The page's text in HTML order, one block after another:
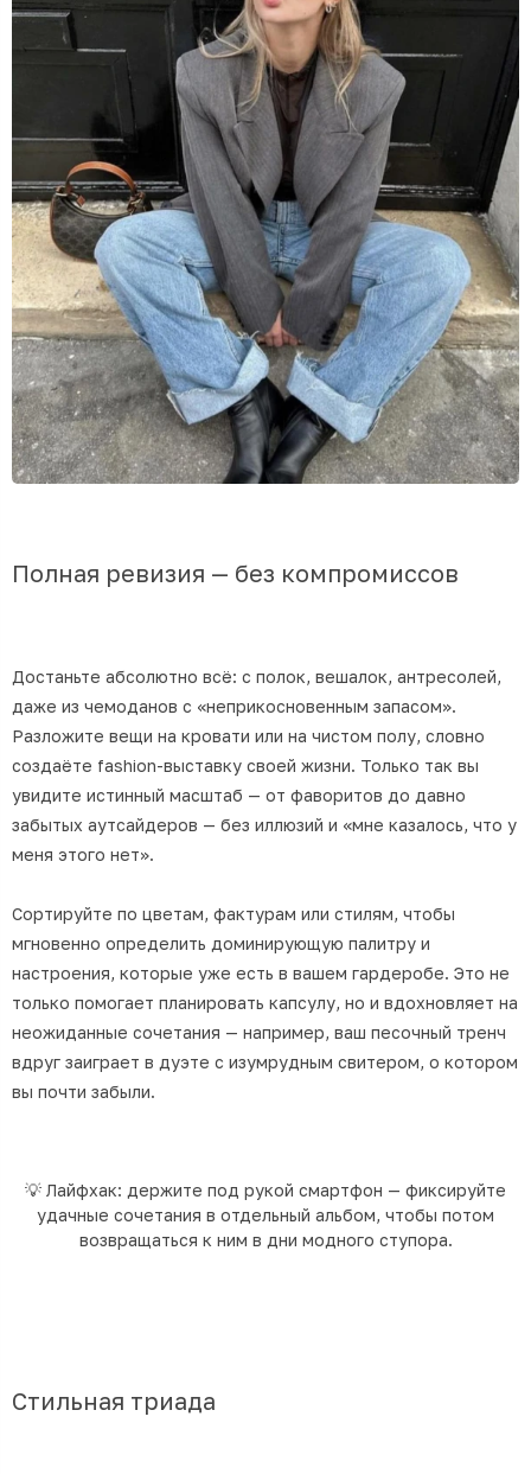
Полная ревизия — без компромиссов
Достаньте абсолютно всё: с полок, вешалок, антресолей,
даже из чемоданов с «неприкосновенным запасом».
Разложите вещи на кровати или на чистом полу, словно
создаёте fashion-выставку своей жизни. Только так вы
увидите истинный масштаб — от фаворитов до давно
забытых аутсайдеров — без иллюзий и «мне казалось, что у
меня этого нет».
Сортируйте по цветам, фактурам или стилям, чтобы
мгновенно определить доминирующую палитру и
настроения, которые уже есть в вашем гардеробе. Это не
только помогает планировать капсулу, но и вдохновляет на
неожиданные сочетания — например, ваш песочный тренч
вдруг заиграет в дуэте с изумрудным свитером, о котором
вы почти забыли.
💡 Лайфхак: держите под рукой смартфон — фиксируйте
удачные сочетания в отдельный альбом, чтобы потом
возвращаться к ним в дни модного ступора.
Стильная триада